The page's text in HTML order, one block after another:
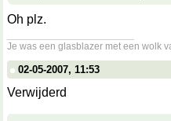
Oh plz.
Je was een glasblazer met een wolk
02-05-2007, 11:53
Verwijderd